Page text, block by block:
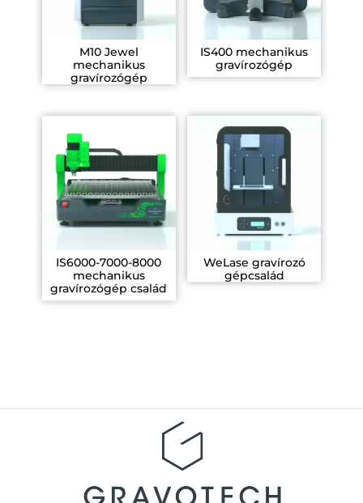
M10 Jewel
mechanikus
gravírozógép
IS400 mechanikus
gravírozógép
IS6000-7000-8000
mechanikus
gravírozógép család
WeLase gravírozó
gépcsalád